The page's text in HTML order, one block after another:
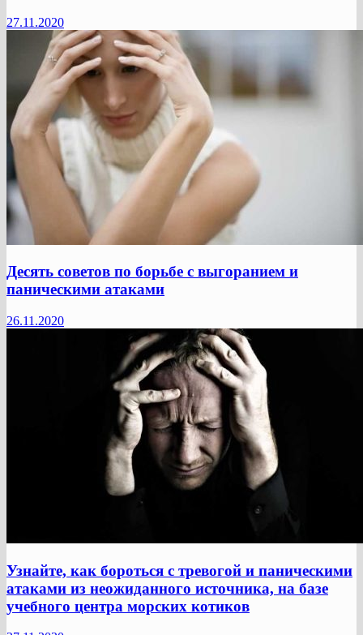
27.11.2020
Десять советов по борьбе с выгоранием и
паническими атаками
26.11.2020
Узнайте, как бороться с тревогой и паническими
атаками из неожиданного источника, на базе
учебного центра морских котиков